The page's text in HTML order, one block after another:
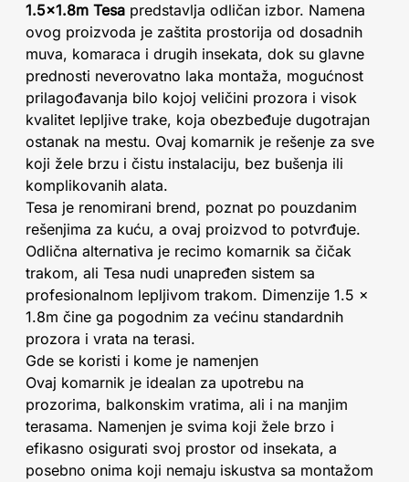
1.5x1.8m Tesa predstavlja odličan izbor. Namena
ovog proizvoda je zaštita prostorija od dosadnih
muva, komaraca i drugih insekata, dok su glavne
prednosti neverovatno laka montaža, mogućnost
prilagođavanja bilo kojoj veličini prozora i visok
kvalitet lepljive trake, koja obezbeđuje dugotrajan
ostanak na mestu. Ovaj komarnik je rešenje za sve
koji žele brzu i čistu instalaciju, bez bušenja ili
komplikovanih alata.
Tesa je renomirani brend, poznat po pouzdanim
rešenjima za kuću, a ovaj proizvod to potvrđuje.
Odlična alternativa je recimo komarnik sa čičak
trakom, ali Tesa nudi unapređen sistem sa
profesionalnom lepljivom trakom. Dimenzije 1.5 x
1.8m čine ga pogodnim za većinu standardnih
prozora i vrata na terasi.
Gde se koristi i kome je namenjen
Ovaj komarnik je idealan za upotrebu na
prozorima, balkonskim vratima, ali i na manjim
terasama. Namenjen je svima koji žele brzo i
efikasno osigurati svoj prostor od insekata, a
posebno onima koji nemaju iskustva sa montažom